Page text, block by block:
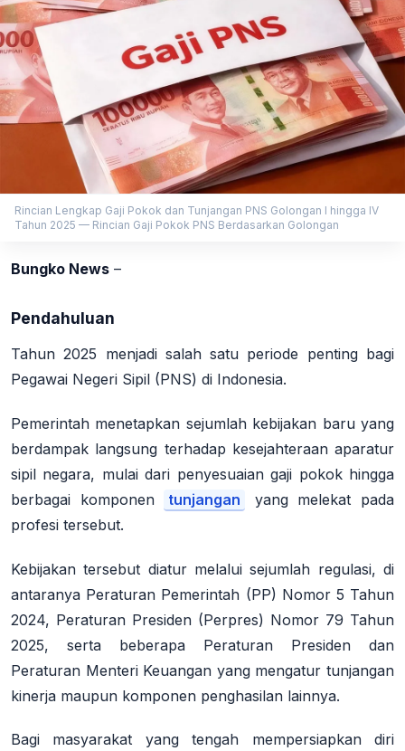
Rincian Lengkap Gaji Pokok dan Tunjangan PNS Golongan I hingga IV
Tahun 2025 — Rincian Gaji Pokok PNS Berdasarkan Golongan
Bungko News –
Pendahuluan
Tahun 2025 menjadi salah satu periode penting bagi
Pegawai Negeri Sipil (PNS) di Indonesia.
Pemerintah menetapkan sejumlah kebijakan baru yang
berdampak langsung terhadap kesejahteraan aparatur
sipil negara, mulai dari penyesuaian gaji pokok hingga
berbagai komponen
tunjangan
yang melekat pada
profesi tersebut.
Kebijakan tersebut diatur melalui sejumlah regulasi, di
antaranya Peraturan Pemerintah (PP) Nomor 5 Tahun
2024, Peraturan Presiden (Perpres) Nomor 79 Tahun
2025, serta beberapa Peraturan Presiden dan
Peraturan Menteri Keuangan yang mengatur tunjangan
kinerja maupun komponen penghasilan lainnya.
Bagi masyarakat yang tengah mempersiapkan diri